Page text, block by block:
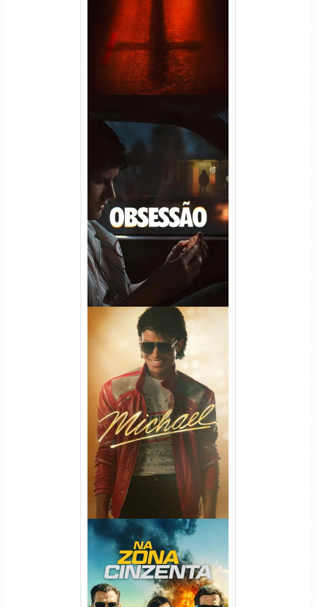
Obsessão Torrent (2026)
WEB-DL 1080p/4K Dual
Áudio
Michael Torrent (2026) WEB-
DL 1080p/4K Dual Áudio